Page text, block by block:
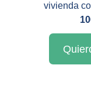
vivienda